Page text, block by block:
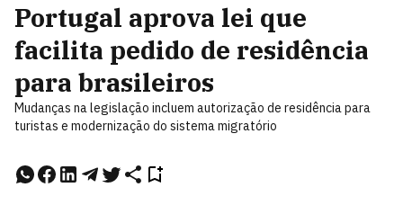
Portugal aprova lei que
facilita pedido de residência
para brasileiros
Mudanças na legislação incluem autorização de residência para
turistas e modernização do sistema migratório